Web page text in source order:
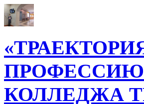
ПРОФЕССИЮ
КОЛЛЕДЖА